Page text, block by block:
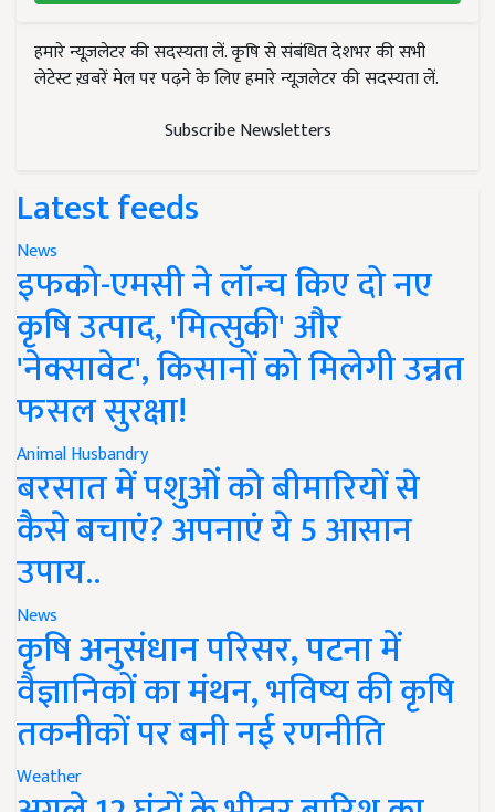
हमारे न्यूज़लेटर की सदस्यता लें. कृषि से संबंधित देशभर की सभी
लेटेस्ट ख़बरें मेल पर पढ़ने के लिए हमारे न्यूज़लेटर की सदस्यता लें.
Subscribe Newsletters
Latest feeds
News
इफको-एमसी ने लॉन्च किए दो नए
कृषि उत्पाद, 'मित्सुकी' और
'नेक्सावेट', किसानों को मिलेगी उन्नत
फसल सुरक्षा!
Animal Husbandry
बरसात में पशुओं को बीमारियों से
कैसे बचाएं? अपनाएं ये 5 आसान
उपाय..
News
कृषि अनुसंधान परिसर, पटना में
वैज्ञानिकों का मंथन, भविष्य की कृषि
तकनीकों पर बनी नई रणनीति
Weather